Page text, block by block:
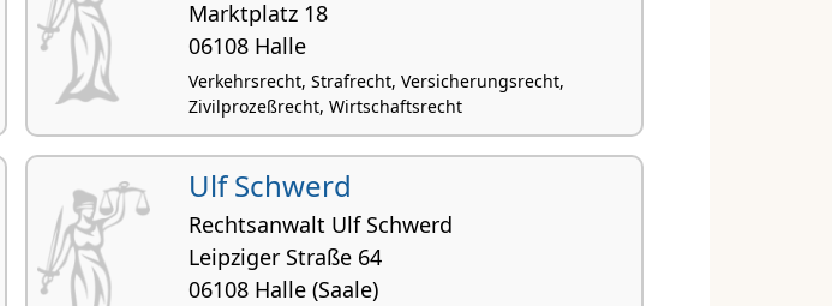
Marktplatz 18
06108 Halle
Verkehrsrecht, Strafrecht, Versicherungsrecht,
Zivilprozeßrecht, Wirtschaftsrecht
Ulf Schwerd
Rechtsanwalt Ulf Schwerd
Leipziger Straße 64
06108 Halle (Saale)